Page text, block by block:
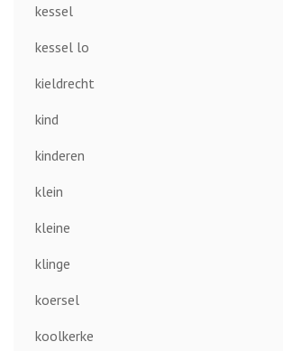
kessel
kessel lo
kieldrecht
kind
kinderen
klein
kleine
klinge
koersel
koolkerke